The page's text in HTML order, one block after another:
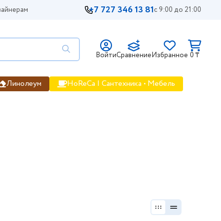
+7 727 346 13 81с 9:00 до 21:00
ВойтиСравнениеИзбранное 0 ₸
Линолеум HoReCa | Сантехника • Мебель
цена, продажа